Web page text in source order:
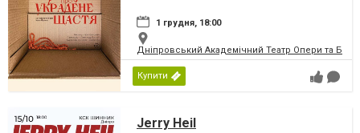
1 грудня, 18:00
Дніпровський Академічний Театр Опери та
Купити
Jerry Heil